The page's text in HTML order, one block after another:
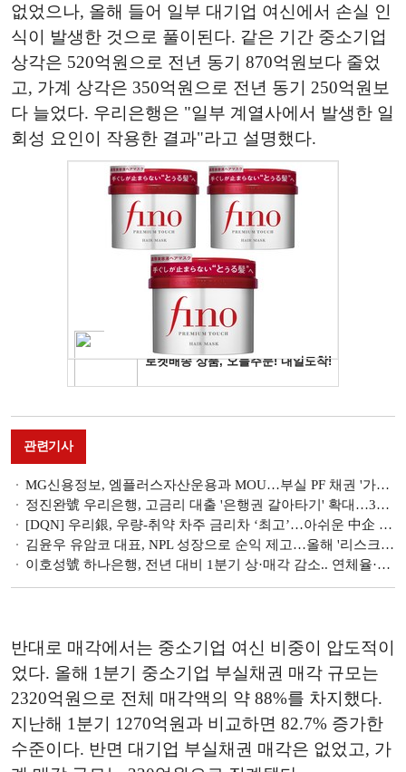
없었으나, 올해 들어 일부 대기업 여신에서 손실 인
식이 발생한 것으로 풀이된다. 같은 기간 중소기업
상각은 520억원으로 전년 동기 870억원보다 줄었
고, 가계 상각은 350억원으로 전년 동기 250억원보
다 늘었다. 우리은행은 "일부 계열사에서 발생한 일
회성 요인이 작용한 결과"라고 설명했다.
관련기사
MG신용정보, 엠플러스자산운용과 MOU…부실 PF 채권 '가치 제고형 회수' 전환 [신용정보사 돋보기]
정진완號 우리은행, 고금리 대출 '은행권 갈아타기' 확대…36.5도 플랫폼 가동 [은행권 포용금융 강화 전략]
[DQN] 우리銀, 우량-취약 차주 금리차 ‘최고’…아쉬운 中企 포용
김윤우 유암코 대표, NPL 성장으로 순익 제고…올해 '리스크 관리' 방점 [2026 금융사 1분기 실적]
이호성號 하나은행, 전년 대비 1분기 상·매각 감소.. 연체율·NPL 관리 '숙제' [금융 NPL 진단]
반대로 매각에서는 중소기업 여신 비중이 압도적이
었다. 올해 1분기 중소기업 부실채권 매각 규모는
2320억원으로 전체 매각액의 약 88%를 차지했다.
지난해 1분기 1270억원과 비교하면 82.7% 증가한
수준이다. 반면 대기업 부실채권 매각은 없었고, 가